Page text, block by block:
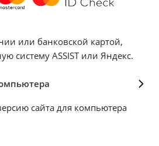
или банковской картой,
систему ASSIST или Яндекс.
сайта для компьютера